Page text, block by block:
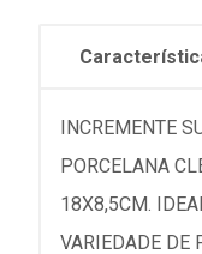
INCREMENTE
PORCELANA
18X8,5CM.
VARIEDADE DE